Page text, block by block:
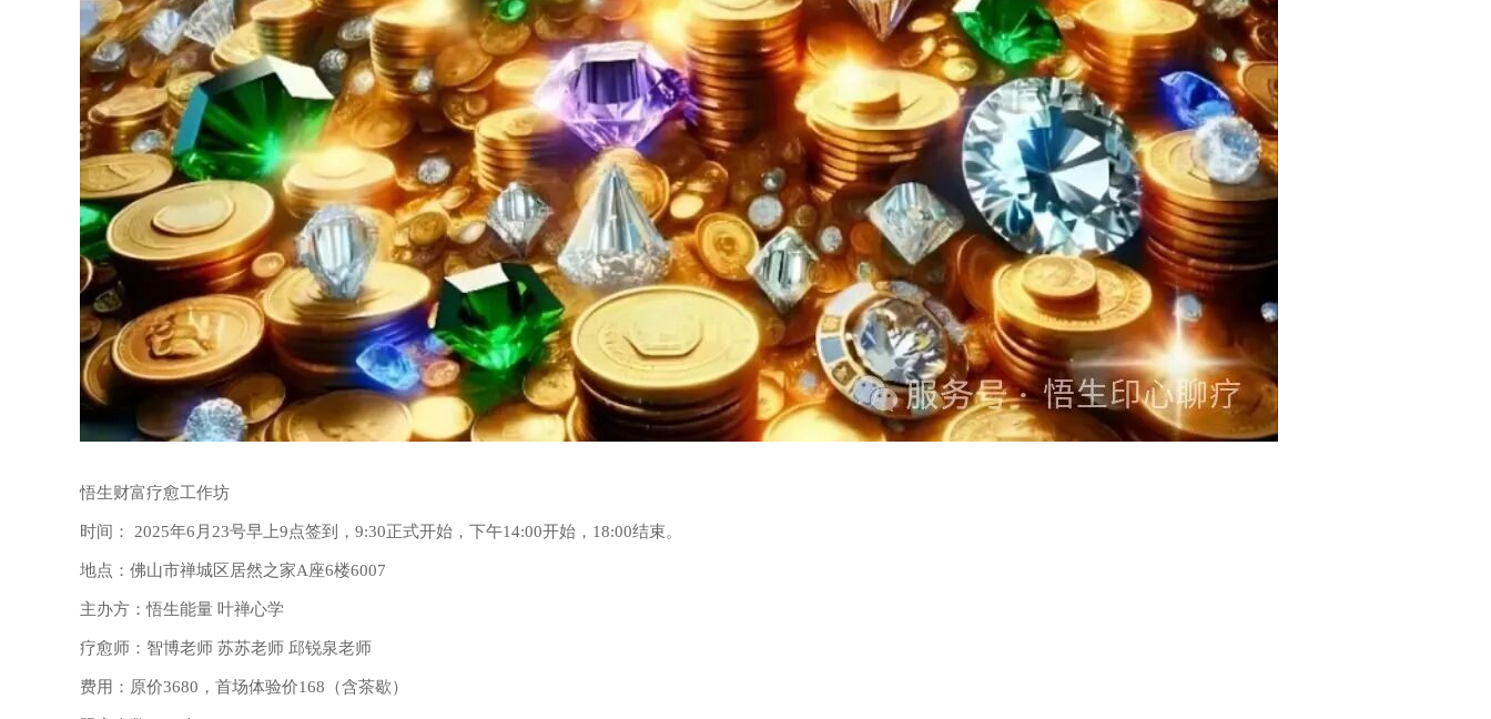
悟生财富疗愈工作坊
时间： 2025年6月23号早上9点签到，9:30正式开始，下午14:00开始，18:00结束。
地点：佛山市禅城区居然之家A座6楼6007
主办方：悟生能量 叶禅心学
疗愈师：智博老师 苏苏老师 邱锐泉老师
费用：原价3680，首场体验价168（含茶歇）